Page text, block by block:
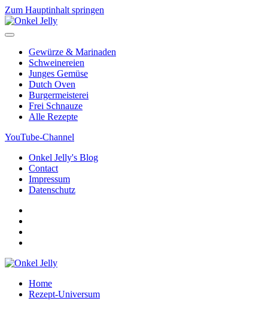
Zum Hauptinhalt springen
Gewürze & Marinaden
Schweinereien
Junges Gemüse
Dutch Oven
Burgermeisterei
Frei Schnauze
Alle Rezepte
YouTube-Channel
Onkel Jelly's Blog
Contact
Impressum
Datenschutz
Home
Rezept-Universum